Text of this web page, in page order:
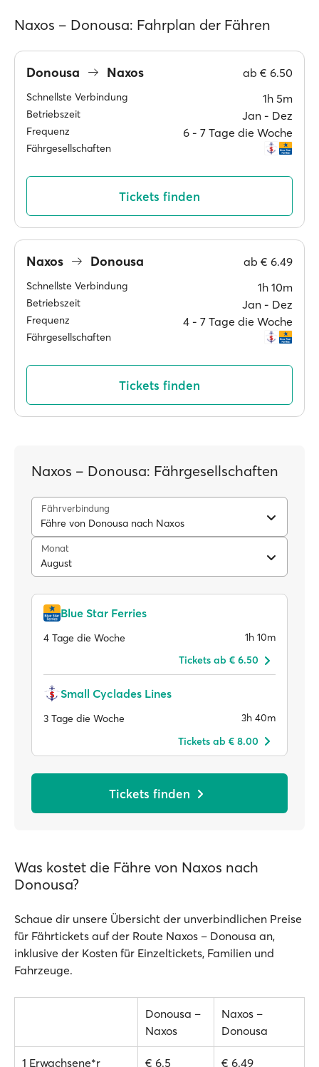
Naxos – Donousa: Fahrplan der Fähren
Donousa Naxos ab € 6.50
Schnellste Verbindung 1h 5m
Betriebszeit Jan ‐ Dez
Frequenz 6 ‐ 7 Tage die Woche
Fährgesellschaften
Tickets finden
Naxos Donousa ab € 6.49
Schnellste Verbindung 1h 10m
Betriebszeit Jan ‐ Dez
Frequenz 4 ‐ 7 Tage die Woche
Fährgesellschaften
Tickets finden
Naxos – Donousa: Fährgesellschaften
Fährverbindung
Fähre von Donousa nach Naxos
Monat
August
Blue Star Ferries
4 Tage die Woche
1h 10m
Tickets ab € 6.50
Small Cyclades Lines
3 Tage die Woche
3h 40m
Tickets ab € 8.00
Tickets finden
Was kostet die Fähre von Naxos nach
Donousa?
Schaue dir unsere Übersicht der unverbindlichen Preise
für Fährtickets auf der Route Naxos – Donousa an,
inklusive der Kosten für Einzeltickets, Familien und
Fahrzeuge.
Donousa –
Naxos
Naxos –
Donousa
1 Erwachsene*r € 6.5 € 6.49